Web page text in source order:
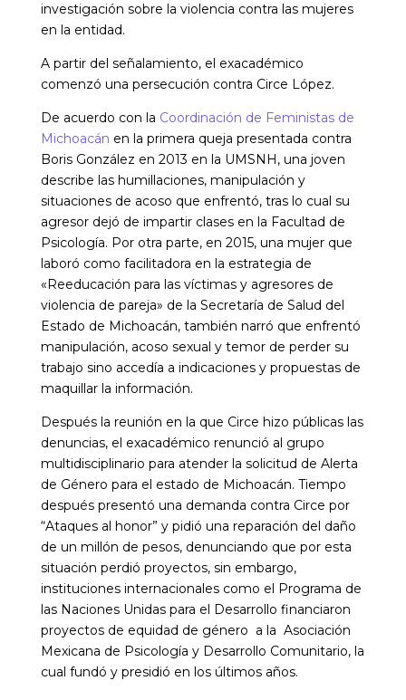
investigación sobre la violencia contra las mujeres
en la entidad.
A partir del señalamiento, el exacadémico
comenzó una persecución contra Circe López.
De acuerdo con la Coordinación de Feministas de
Michoacán en la primera queja presentada contra
Boris González en 2013 en la UMSNH, una joven
describe las humillaciones, manipulación y
situaciones de acoso que enfrentó, tras lo cual su
agresor dejó de impartir clases en la Facultad de
Psicología. Por otra parte, en 2015, una mujer que
laboró como facilitadora en la estrategia de
«Reeducación para las víctimas y agresores de
violencia de pareja» de la Secretaría de Salud del
Estado de Michoacán, también narró que enfrentó
manipulación, acoso sexual y temor de perder su
trabajo sino accedía a indicaciones y propuestas de
maquillar la información.
Después la reunión en la que Circe hizo públicas las
denuncias, el exacadémico renunció al grupo
multidisciplinario para atender la solicitud de Alerta
de Género para el estado de Michoacán. Tiempo
después presentó una demanda contra Circe por
“Ataques al honor” y pidió una reparación del daño
de un millón de pesos, denunciando que por esta
situación perdió proyectos, sin embargo,
instituciones internacionales como el Programa de
las Naciones Unidas para el Desarrollo financiaron
proyectos de equidad de género a la Asociación
Mexicana de Psicología y Desarrollo Comunitario, la
cual fundó y presidió en los últimos años.